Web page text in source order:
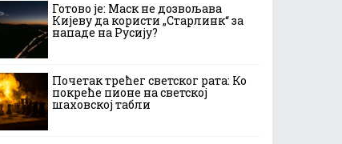
Готово је: Маск не дозвољава
Кијеву да користи „Старлинк“ за
нападе на Русију?
Почетак трећег светског рата: Ко
покреће пионе на светској
шаховској табли